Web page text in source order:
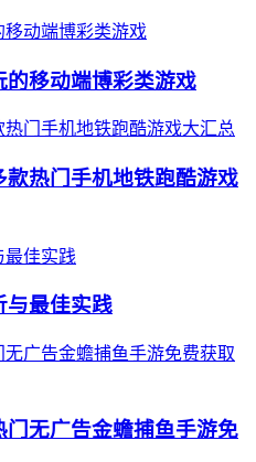
的移动端博彩类游戏
热门手机地铁跑酷游戏
与最佳实践
无广告金蟾捕鱼手游免